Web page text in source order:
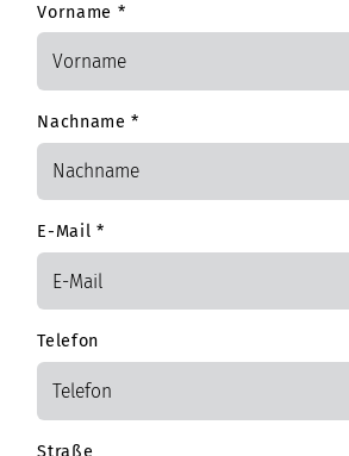
Vorname *
Nachname*
E-Mail *
Telefon
Straße